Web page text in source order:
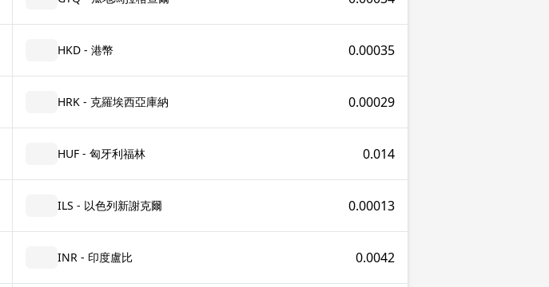
HKD - 港幣 0.00035
HRK - 克羅埃西亞庫納 0.00029
HUF - 匈牙利福林 0.014
ILS - 以色列新謝克爾 0.00013
INR - 印度盧比 0.0042